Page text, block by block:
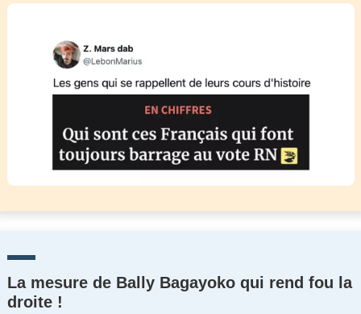
La mesure de Bally Bagayoko qui rend fou la
droite !